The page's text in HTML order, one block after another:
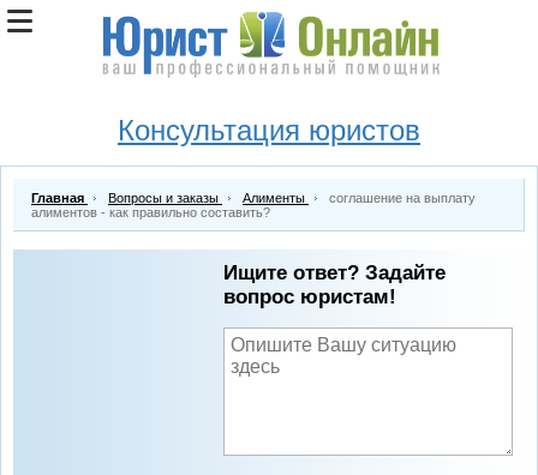
Консультация юристов
Главная Вопросы и заказы Алименты
соглашение на выплату
алиментов - как правильно составить?
Ищите ответ? Задайте
вопрос юристам!